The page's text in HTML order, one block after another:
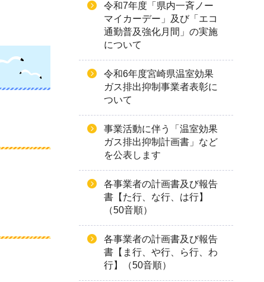
令和7年度「県内一斉ノー
マイカーデー」及び「エコ
通勤普及強化月間」の実施
について
令和6年度宮崎県温室効果
ガス排出抑制事業者表彰に
ついて
事業活動に伴う「温室効果
ガス排出抑制計画書」など
を公表します
各事業者の計画書及び報告
書【た行、な行、は行】
（50音順）
各事業者の計画書及び報告
書【ま行、や行、ら行、わ
行】（50音順）